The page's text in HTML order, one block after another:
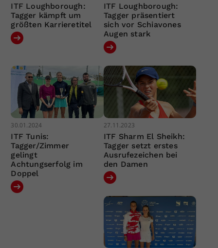
ITF Loughborough:
Tagger kämpft um
größten Karrieretitel
ITF Loughborough:
Tagger präsentiert
sich vor Schiavones
Augen stark
30.01.2024
ITF Tunis:
Tagger/Zimmer
gelingt
Achtungserfolg im
Doppel
27.11.2023
ITF Sharm El Sheikh:
Tagger setzt erstes
Ausrufezeichen bei
den Damen